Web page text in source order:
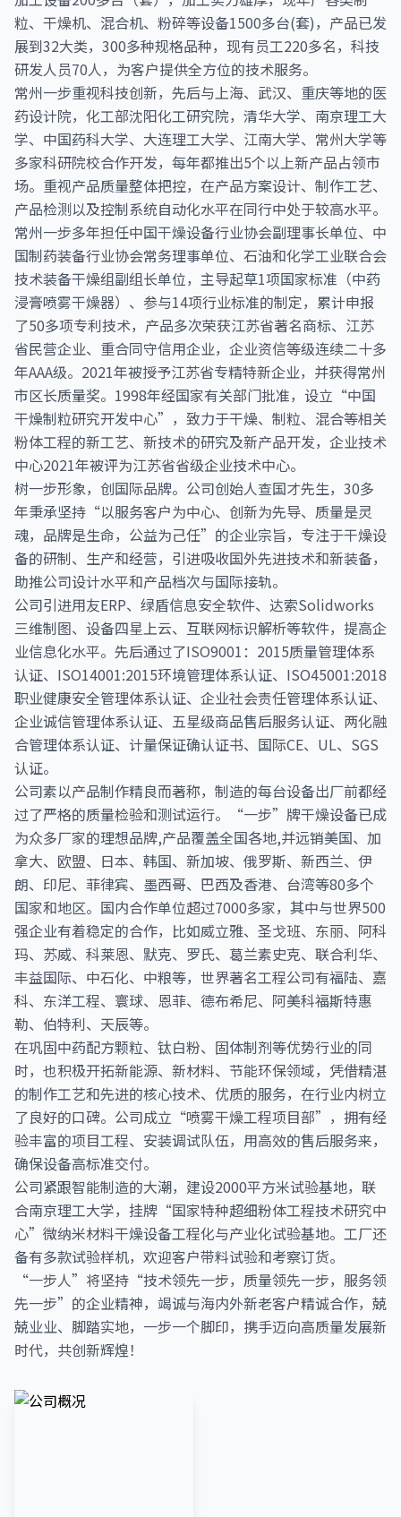
粒、干燥机、混合机、粉碎等设备1500多台(套)，产品已发
展到32大类，300多种规格品种，现有员工220多名，科技
研发人员70人，为客户提供全方位的技术服务。
常州一步重视科技创新，先后与上海、武汉、重庆等地的医
药设计院，化工部沈阳化工研究院，清华大学、南京理工大
学、中国药科大学、大连理工大学、江南大学、常州大学等
多家科研院校合作开发，每年都推出5个以上新产品占领市
场。重视产品质量整体把控，在产品方案设计、制作工艺、
产品检测以及控制系统自动化水平在同行中处于较高水平。
常州一步多年担任中国干燥设备行业协会副理事长单位、中
国制药装备行业协会常务理事单位、石油和化学工业联合会
技术装备干燥组副组长单位，主导起草1项国家标准（中药
浸膏喷雾干燥器）、参与14项行业标准的制定，累计申报
了50多项专利技术，产品多次荣获江苏省著名商标、江苏
省民营企业、重合同守信用企业，企业资信等级连续二十多
年AAA级。2021年被授予江苏省专精特新企业，并获得常州
市区长质量奖。1998年经国家有关部门批准，设立“中国
干燥制粒研究开发中心”，致力于干燥、制粒、混合等相关
粉体工程的新工艺、新技术的研究及新产品开发，企业技术
中心2021年被评为江苏省省级企业技术中心。
树一步形象，创国际品牌。公司创始人查国才先生，30多
年秉承坚持“以服务客户为中心、创新为先导、质量是灵
魂，品牌是生命，公益为己任”的企业宗旨，专注于干燥设
备的研制、生产和经营，引进吸收国外先进技术和新装备，
助推公司设计水平和产品档次与国际接轨。
公司引进用友ERP、绿盾信息安全软件、达索Solidworks
三维制图、设备四星上云、互联网标识解析等软件，提高企
业信息化水平。先后通过了ISO9001：2015质量管理体系
认证、ISO14001:2015环境管理体系认证、ISO45001:2018
职业健康安全管理体系认证、企业社会责任管理体系认证、
企业诚信管理体系认证、五星级商品售后服务认证、两化融
合管理体系认证、计量保证确认证书、国际CE、UL、SGS
认证。
公司素以产品制作精良而著称，制造的每台设备出厂前都经
过了严格的质量检验和测试运行。“一步”牌干燥设备已成
为众多厂家的理想品牌,产品覆盖全国各地,并远销美国、加
拿大、欧盟、日本、韩国、新加坡、俄罗斯、新西兰、伊
朗、印尼、菲律宾、墨西哥、巴西及香港、台湾等80多个
国家和地区。国内合作单位超过7000多家，其中与世界500
强企业有着稳定的合作，比如威立雅、圣戈班、东丽、阿科
玛、苏威、科莱恩、默克、罗氏、葛兰素史克、联合利华、
丰益国际、中石化、中粮等，世界著名工程公司有福陆、嘉
科、东洋工程、寰球、恩菲、德布希尼、阿美科福斯特惠
勒、伯特利、天辰等。
在巩固中药配方颗粒、钛白粉、固体制剂等优势行业的同
时，也积极开拓新能源、新材料、节能环保领域，凭借精湛
的制作工艺和先进的核心技术、优质的服务，在行业内树立
了良好的口碑。公司成立“喷雾干燥工程项目部”，拥有经
验丰富的项目工程、安装调试队伍，用高效的售后服务来，
确保设备高标准交付。
公司紧跟智能制造的大潮，建设2000平方米试验基地，联
合南京理工大学，挂牌“国家特种超细粉体工程技术研究中
心”微纳米材料干燥设备工程化与产业化试验基地。工厂还
备有多款试验样机，欢迎客户带料试验和考察订货。
“一步人”将坚持“技术领先一步，质量领先一步，服务领
先一步”的企业精神，竭诚与海内外新老客户精诚合作，兢
兢业业、脚踏实地，一步一个脚印，携手迈向高质量发展新
时代，共创新辉煌！